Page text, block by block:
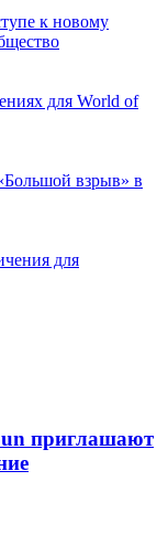
к новому
для World of
взрыв» в
для
приглашают